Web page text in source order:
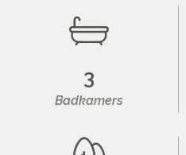
3
Badkamers